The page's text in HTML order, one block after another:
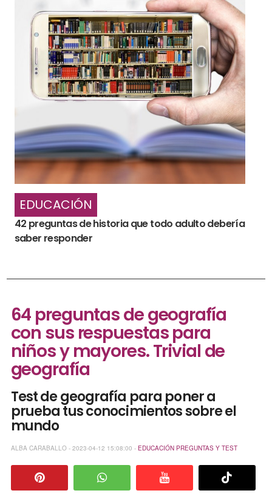
EDUCACIÓN
42 preguntas de historia que todo adulto debería
saber responder
64 preguntas de geografía
con sus respuestas para
niños y mayores. Trivial de
geografía
Test de geografía para poner a
prueba tus conocimientos sobre el
mundo
ALBA CARABALLO - 2023-04-12 15:08:00 - EDUCACIÓN PREGUNTAS Y TEST